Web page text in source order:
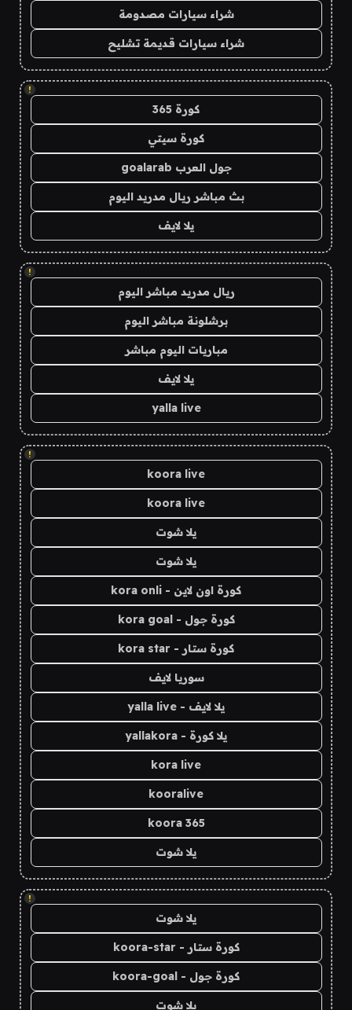
شراء سيارات مصدومة
شراء سيارات قديمة تشليح
!
كورة 365
كورة سيتي
جول العرب goalarab
بث مباشر ريال مدريد اليوم
يلا لايف
!
ريال مدريد مباشر اليوم
برشلونة مباشر اليوم
مباريات اليوم مباشر
يلا لايف
yalla live
!
koora live
koora live
يلا شوت
يلا شوت
كورة اون لاين - kora onli
كورة جول - kora goal
كورة ستار - kora star
سوريا لايف
يلا لايف - yalla live
يلا كورة - yallakora
kora live
kooralive
koora 365
يلا شوت
!
يلا شوت
كورة ستار - koora-star
كورة جول - koora-goal
يلا شوت